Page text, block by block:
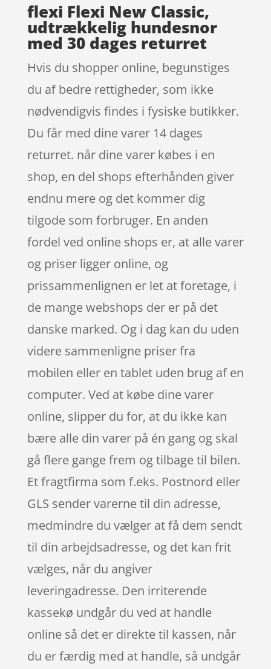
flexi Flexi New Classic,
udtrækkelig hundesnor
med 30 dages returret
Hvis du shopper online, begunstiges
du af bedre rettigheder, som ikke
nødvendigvis findes i fysiske butikker.
Du får med dine varer 14 dages
returret. når dine varer købes i en
shop, en del shops efterhånden giver
endnu mere og det kommer dig
tilgode som forbruger. En anden
fordel ved online shops er, at alle varer
og priser ligger online, og
prissammenlignen er let at foretage, i
de mange webshops der er på det
danske marked. Og i dag kan du uden
videre sammenligne priser fra
mobilen eller en tablet uden brug af en
computer. Ved at købe dine varer
online, slipper du for, at du ikke kan
bære alle din varer på én gang og skal
gå flere gange frem og tilbage til bilen.
Et fragtfirma som f.eks. Postnord eller
GLS sender varerne til din adresse,
medmindre du vælger at få dem sendt
til din arbejdsadresse, og det kan frit
vælges, når du angiver
leveringadresse. Den irriterende
kassekø undgår du ved at handle
online så det er direkte til kassen, når
du er færdig med at handle, så undgår